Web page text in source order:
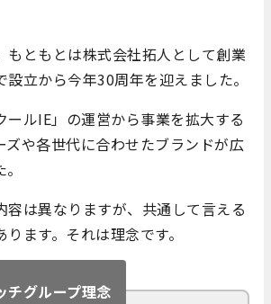
もともとは株式会社拓人として創業
設立から今年30周年を迎えました。
ールIE」の運営から事業を拡大する
ズや各世代に合わせたブランドが広
容は異なりますが、共通して言える
ます。それは理念です。
チグループ理念